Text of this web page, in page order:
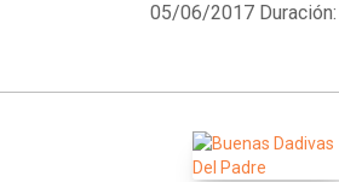
05/06/2017